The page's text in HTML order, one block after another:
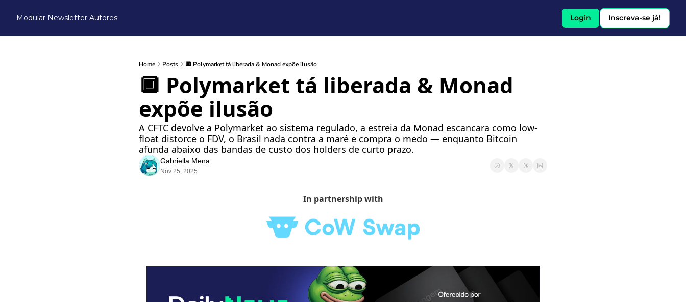
Modular Newsletter Autores Login Inscreva-se já!
Home Posts 🔲 Polymarket tá liberada & Monad expõe ilusão
🔲 Polymarket tá liberada & Monad
expõe ilusão
A CFTC devolve a Polymarket ao sistema regulado, a estreia da Monad escancara como low-
float distorce o FDV, o Brasil nada contra a maré e compra o medo — enquanto Bitcoin
afunda abaixo das bandas de custo dos holders de curto prazo.
Gabriella Mena
Nov 25, 2025
In partnership with